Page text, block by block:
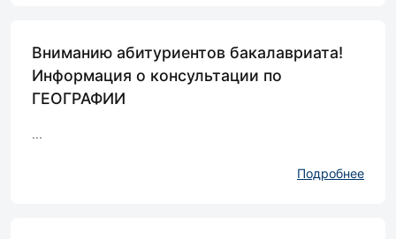
Вниманию абитуриентов бакалавриата!
Информация о консультации по
ГЕОГРАФИИ
...
Подробнее